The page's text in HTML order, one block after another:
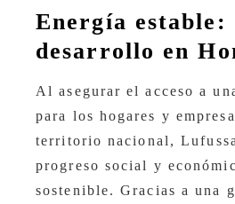
Energía
desarrollo en
Al asegurar el acceso a
para los hogares y
territorio nacional,
progreso social y
sostenible. Gracias a una